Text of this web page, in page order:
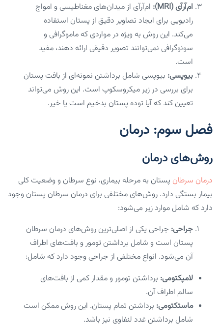
ام‌آرآی (MRI):
ام‌آرآی از میدان‌های مغناطیسی و امواج
رادیویی برای ایجاد تصاویر دقیق از پستان استفاده
می‌کند. این روش به ویژه در مواردی که ماموگرافی و
سونوگرافی نمی‌توانند تصویر دقیقی ارائه دهند، مفید
است.
بیوپسی: بیوپسی شامل برداشتن نمونه‌ای از بافت پستان
برای بررسی در زیر میکروسکوپ است. این روش می‌تواند
تعیین کند که آیا توده پستان بدخیم است یا خیر.
فصل سوم: درمان
روش‌های درمان
درمان سرطان پستان به مرحله بیماری، نوع سرطان و وضعیت کلی
بیمار بستگی دارد. روش‌های مختلفی برای درمان سرطان پستان وجود
دارد که شامل موارد زیر می‌شود:
جراحی: جراحی یکی از اصلی‌ترین روش‌های درمان سرطان
پستان است و شامل برداشتن تومور و بافت‌های اطراف
آن می‌شود. انواع مختلفی از جراحی وجود دارد که شامل:
لامپکتومی: برداشتن تومور و مقدار کمی از بافت‌های
سالم اطراف آن.
ماستکتومی: برداشتن تمام پستان. این روش ممکن است
شامل برداشتن غدد لنفاوی نیز باشد.